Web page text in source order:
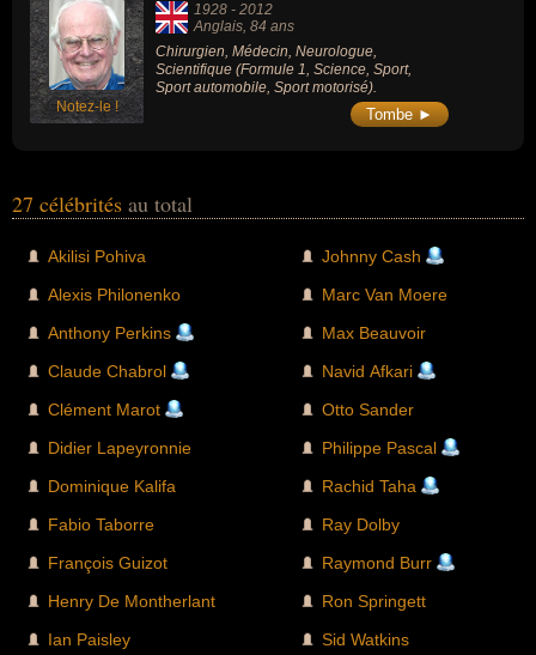
Notez-le !
1928 - 2012
Anglais, 84 ans
Chirurgien, Médecin, Neurologue,
Scientifique (Formule 1, Science, Sport,
Sport automobile, Sport motorisé).
Tombe ►
27 célébrités au total
Akilisi Pohiva
Alexis Philonenko
Anthony Perkins
Claude Chabrol
Clément Marot
Didier Lapeyronnie
Dominique Kalifa
Fabio Taborre
François Guizot
Henry De Montherlant
Ian Paisley
Johnny Cash
Marc Van Moere
Max Beauvoir
Navid Afkari
Otto Sander
Philippe Pascal
Rachid Taha
Ray Dolby
Raymond Burr
Ron Springett
Sid Watkins